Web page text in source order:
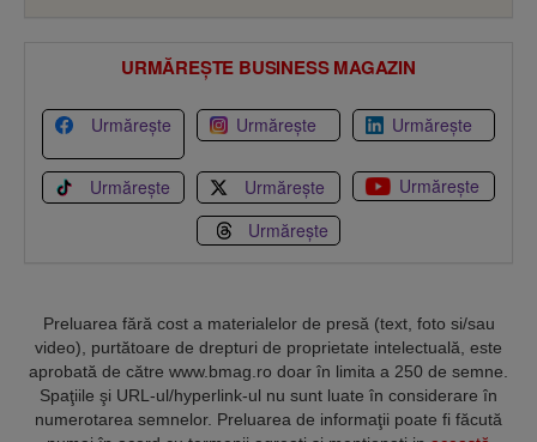
URMĂREȘTE BUSINESS MAGAZIN
Urmărește Urmărește Urmărește
Urmărește Urmărește
Urmărește
Urmărește
Preluarea fără cost a materialelor de presă (text, foto si/sau
video), purtătoare de drepturi de proprietate intelectuală, este
aprobată de către www.bmag.ro doar în limita a 250 de semne.
Spaţiile şi URL-ul/hyperlink-ul nu sunt luate în considerare în
numerotarea semnelor. Preluarea de informaţii poate fi făcută